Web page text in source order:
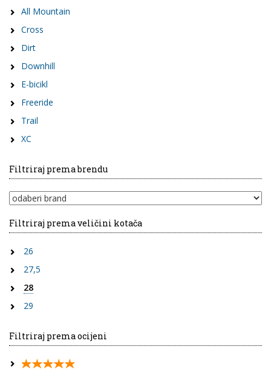
All Mountain
Cross
Dirt
Downhill
E-bicikl
Freeride
Trail
XC
Filtriraj prema brendu
Filtriraj prema veličini kotača
26
27,5
28
29
Filtriraj prema ocijeni